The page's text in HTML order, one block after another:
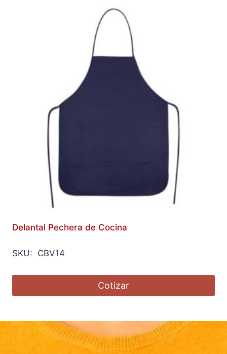
Delantal Pechera de Cocina
SKU: CBV14
Cotizar